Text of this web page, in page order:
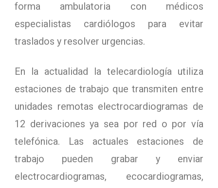
forma ambulatoria con médicos
especialistas cardiólogos para evitar
traslados y resolver urgencias.
En la actualidad la telecardiología utiliza
estaciones de trabajo que transmiten entre
unidades remotas electrocardiogramas de
12 derivaciones ya sea por red o por vía
telefónica. Las actuales estaciones de
trabajo pueden grabar y enviar
electrocardiogramas, ecocardiogramas,